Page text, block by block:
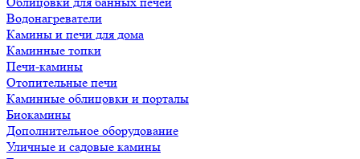
Водонагреватели
Камины и печи для дома
Каминные топки
Печи-камины
Отопительные печи
Каминные облицовки и порталы
Биокамины
Дополнительное оборудование
Уличные и садовые камины